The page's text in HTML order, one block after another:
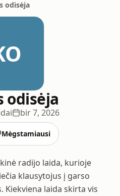
odisėja
odisėja
bir 7, 2026
Mėgstamiausi
radijo laida, kurioje
klausytojus į garso
Kiekviena laida skirta vis